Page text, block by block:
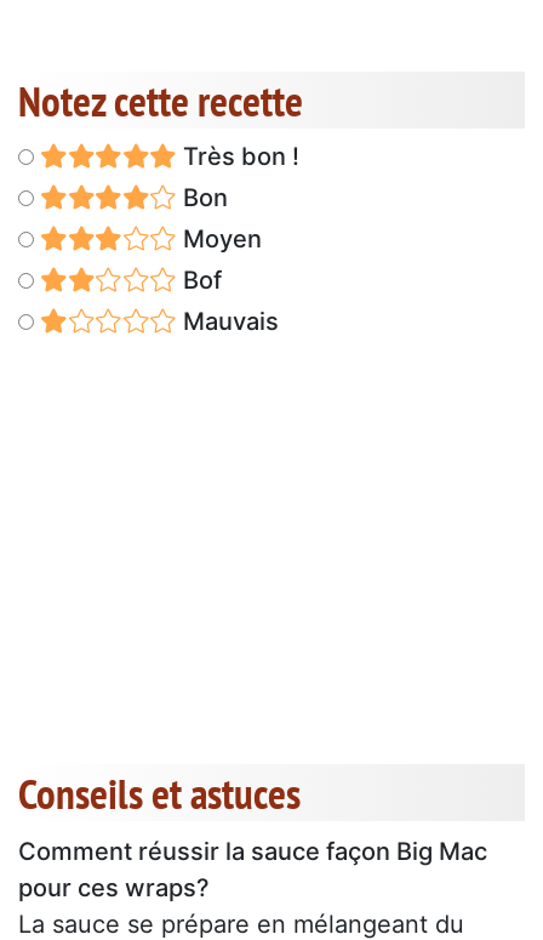
Notez cette recette
Très bon !
Bon
Moyen
Bof
Mauvais
Conseils et astuces
Comment réussir la sauce façon Big Mac
pour ces wraps?
La sauce se prépare en mélangeant du